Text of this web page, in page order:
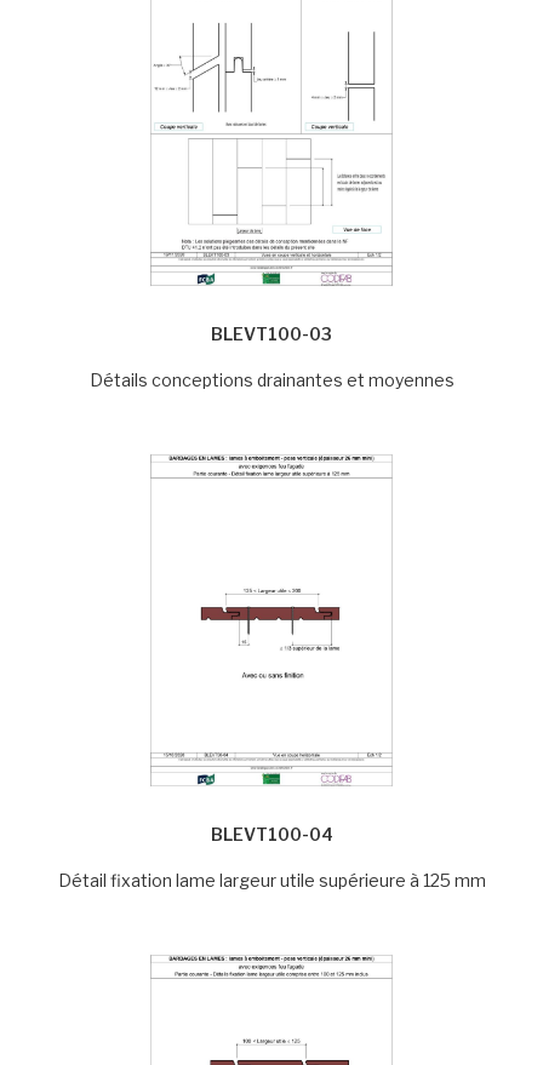
BLEVT100-03
Détails conceptions drainantes et moyennes
BLEVT100-04
Détail fixation lame largeur utile supérieure à 125 mm